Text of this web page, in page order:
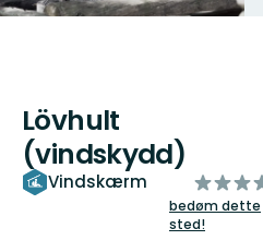
Lövhult
(vindskydd)
Vindskærm
ud
af
5
bedøm dette
sted!